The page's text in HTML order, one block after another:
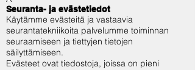
Seuranta- ja evästetiedot
Käytämme evästeitä ja vastaavia
seurantatekniikoita palvelumme toiminnan
seuraamiseen ja tiettyjen tietojen
säilyttämiseen.
Evästeet ovat tiedostoja, joissa on pieni